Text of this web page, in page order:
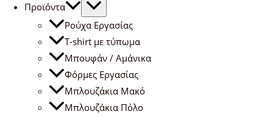
Προϊόντα
Ρούχα Εργασίας
T-shirt με τύπωμα
Μπουφάν / Αμάνικα
Φόρμες Εργασίας
Μπλουζάκια Μακό
Μπλουζάκια Πόλο